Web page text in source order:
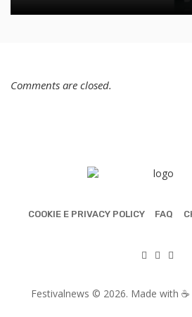
Comments are closed.
COOKIE E PRIVACY POLICY FAQ
Festivalnews © 2026. Made with ☕